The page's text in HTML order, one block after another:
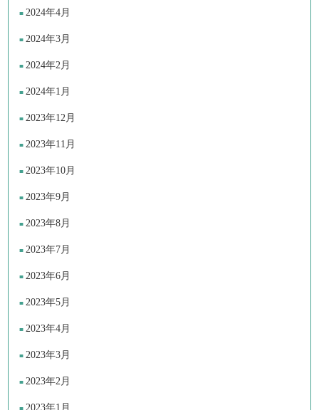
2024年4月
2024年3月
2024年2月
2024年1月
2023年12月
2023年11月
2023年10月
2023年9月
2023年8月
2023年7月
2023年6月
2023年5月
2023年4月
2023年3月
2023年2月
2023年1月